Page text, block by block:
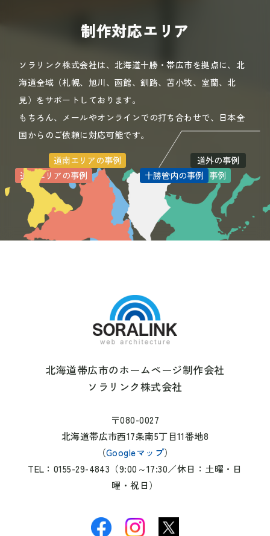
制作対応エリア
ソラリンク株式会社は、北海道十勝・帯広市を拠点に、北
海道全域（札幌、旭川、函館、釧路、苫小牧、室蘭、北
見）をサポートしております。
もちろん、メールやオンラインでの打ち合わせで、日本全
国からのご依頼に対応可能です。
道北エリアの事例 道東エリアの事例
道央エリアの事例
道南エリアの事例
十勝管内の事例
道外の事例
北海道帯広市のホームページ制作会社
ソラリンク株式会社
〒080-0027
北海道帯広市西17条南5丁目11番地8
（Googleマップ）
TEL：0155-29-4843（9:00～17:30／休日：土曜・日
曜・祝日）